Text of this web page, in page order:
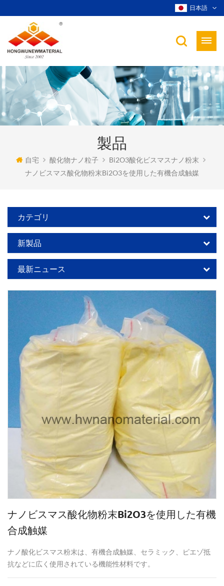
日本語
製品
自宅 酸化物ナノ粒子
Bi2O3酸化ビスマスナノ粉末
ナノビスマス酸化物粉末Bi2O3を使用した有機合成触媒
カテゴリ
新製品
最新ニュース
ナノビスマス酸化物粉末Bi2O3を使用した有機
合成触媒
ナノ酸化ビスマス粉末は、有機合成触媒、セラミック、ピエゾ抵
抗などに広く使用されている機能性材料です。